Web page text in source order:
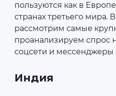
пользуются как в
странах третьего мира.
рассмотрим самые
проанализируем спрос
соцсети и мессенджеры
Индия